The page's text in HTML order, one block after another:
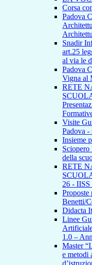
Corsa
Padova
Snadir
art.25
al via le
Padova
Vigna al
RETE
Visite
Padova -
Insieme
della
RETE
26 -
Proposte
Benetti/
Didacta
Linee
1.0 –
Master
e metodi